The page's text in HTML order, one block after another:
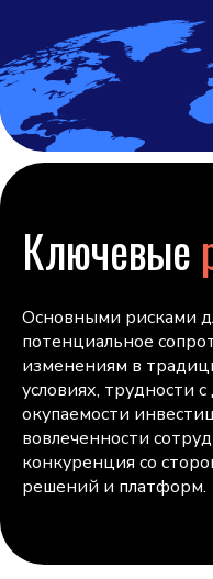
Ключевые
Основными рисками
потенциальное
изменениям в
условиях, трудности
окупаемости
вовлеченности
конкуренция со
решений и платформ.